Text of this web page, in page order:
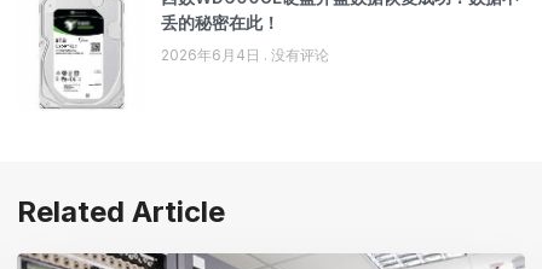
丢的秘密在此！
2026年6月4日 没有评论
Related Article